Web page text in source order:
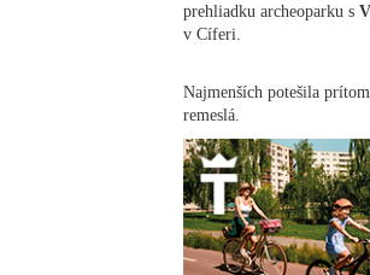
prehliadku archeoparku s
v Cíferi.
Najmenších potešila
remeslá.